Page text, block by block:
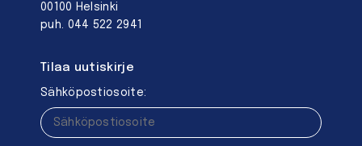
00100 Helsinki
puh. 044 522 2941
Tilaa uutiskirje
Sähköpostiosoite: